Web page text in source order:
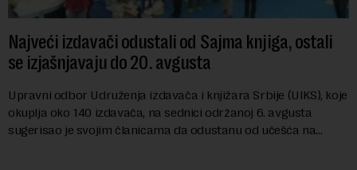
Najveći izdavači odustali od Sajma knjiga, ostali
se izjašnjavaju do 20. avgusta
Upravni odbor Udruženja izdavača i knjižara Srbije (UIKS), koje
okuplja oko 140 izdavača, na sednici održanoj 6. avgusta
sugerisao je svojim članicama da odustanu od učešća na